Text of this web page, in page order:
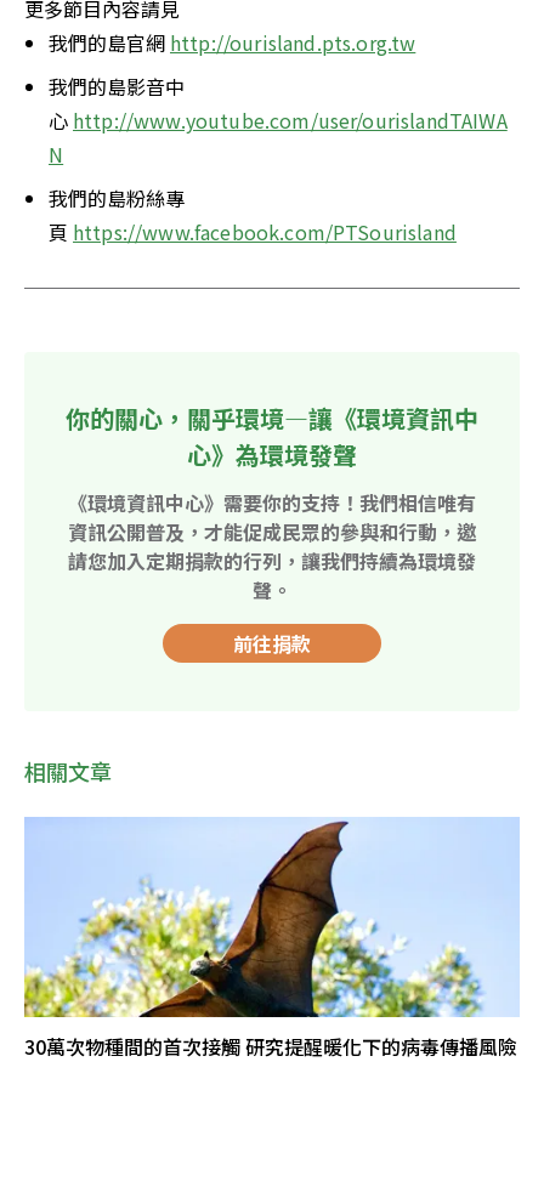
更多節目內容請見
我們的島官網 http://ourisland.pts.org.tw
我們的島影音中
心 http://www.youtube.com/user/ourislandTAIWA
N
我們的島粉絲專
頁 https://www.facebook.com/PTSourisland
你的關心，關乎環境—讓《環境資訊中
心》為環境發聲
《環境資訊中心》需要你的支持！我們相信唯有
資訊公開普及，才能促成民眾的參與和行動，邀
請您加入定期捐款的行列，讓我們持續為環境發
聲。
前往捐款
相關文章
30萬次物種間的首次接觸 研究提醒暖化下的病毒傳播風險